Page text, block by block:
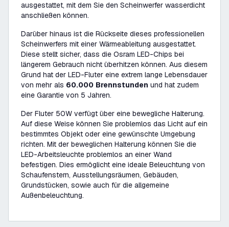
ausgestattet, mit dem Sie den Scheinwerfer wasserdicht
anschließen können.
Darüber hinaus ist die Rückseite dieses professionellen
Scheinwerfers mit einer Wärmeableitung ausgestattet.
Diese stellt sicher, dass die Osram LED-Chips bei
längerem Gebrauch nicht überhitzen können. Aus diesem
Grund hat der LED-Fluter eine extrem lange Lebensdauer
von mehr als 60.000 Brennstunden und hat zudem
eine Garantie von 5 Jahren.
Der Fluter 50W verfügt über eine bewegliche Halterung.
Auf diese Weise können Sie problemlos das Licht auf ein
bestimmtes Objekt oder eine gewünschte Umgebung
richten. Mit der beweglichen Halterung können Sie die
LED-Arbeitsleuchte problemlos an einer Wand
befestigen. Dies ermöglicht eine ideale Beleuchtung von
Schaufenstern, Ausstellungsräumen, Gebäuden,
Grundstücken, sowie auch für die allgemeine
Außenbeleuchtung.